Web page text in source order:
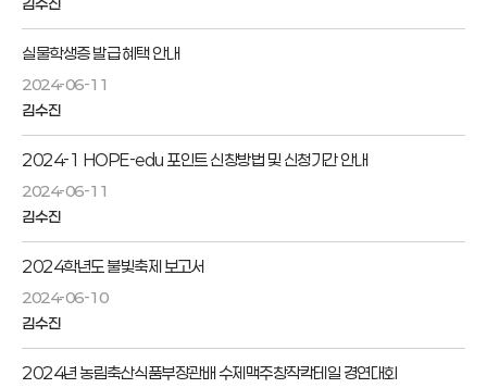
김수진
실물학생증 발급 혜택 안내
2024-06-11
김수진
2024-1 HOPE-edu 포인트 신창방법 및 신청기간 안내
2024-06-11
김수진
2024학년도 불빛축제 보고서
2024-06-10
김수진
2024년 농림축산식품부장관배 수제맥주창작칵테일 경연대회